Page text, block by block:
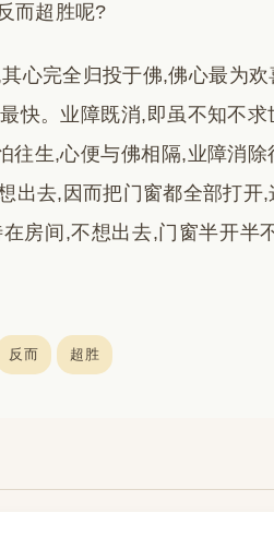
而超胜呢?
心完全归投于佛,佛心最为
快。业障既消,即虽不知不
生,心便与佛相隔,业障消除
出去,因而把门窗都全部打开
房间,不想出去,门窗半开半
反而 超胜